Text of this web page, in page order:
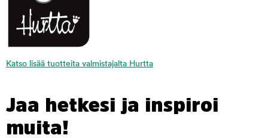
Katso lisää tuotteita valmistajalta Hurtta
Jaa hetkesi ja inspiroi
muita!